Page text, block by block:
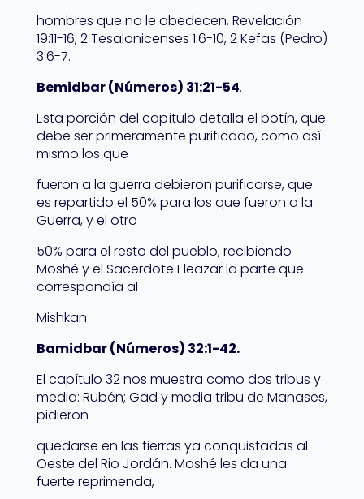
hombres que no le obedecen, Revelación
19:11-16, 2 Tesalonicenses 1:6-10, 2 Kefas (Pedro)
3:6-7.
Bemidbar (Números) 31:21-54.
Esta porción del capítulo detalla el botín, que
debe ser primeramente purificado, como así
mismo los que
fueron a la guerra debieron purificarse, que
es repartido el 50% para los que fueron a la
Guerra, y el otro
50% para el resto del pueblo, recibiendo
Moshé y el Sacerdote Eleazar la parte que
correspondía al
Mishkan
Bamidbar (Números) 32:1-42.
El capítulo 32 nos muestra como dos tribus y
media: Rubén; Gad y media tribu de Manases,
pidieron
quedarse en las tierras ya conquistadas al
Oeste del Rio Jordán. Moshé les da una
fuerte reprimenda,